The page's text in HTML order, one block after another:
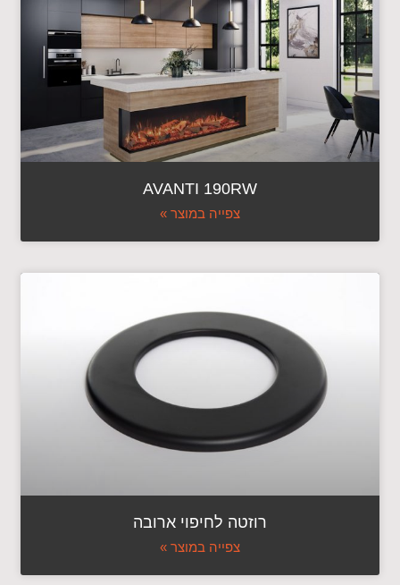
AVANTI 190RW
צפייה במוצר »
רוזטה לחיפוי ארובה
צפייה במוצר »